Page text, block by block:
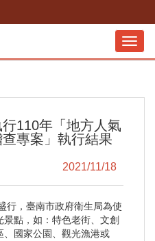
110年「地方人氣
專案」執行結果
2021/11/18
，臺南市政府衛生局為使
點，如：特色老街、文創
、國家公園、觀光漁港或